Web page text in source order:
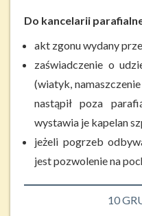
Do kancelarii
akt zgonu wydany
zaświadczenie o
(wiatyk,
nastąpił poza
wystawia je kapelan
jeżeli pogrzeb
jest pozwolenie na
10